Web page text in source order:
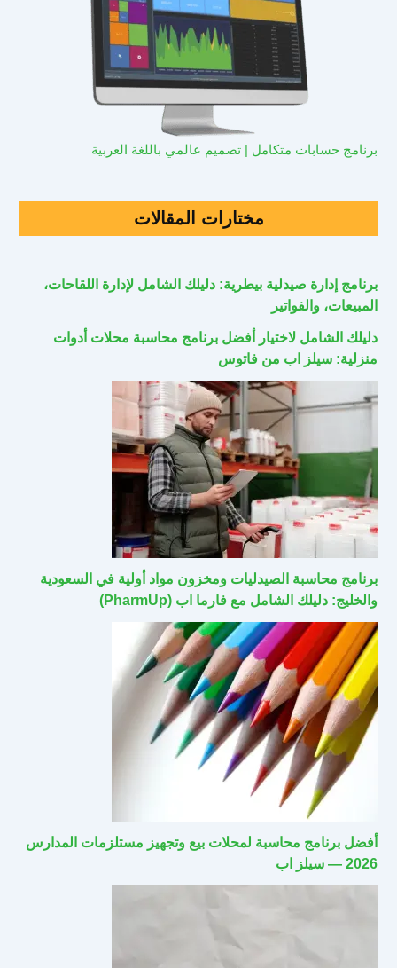
برنامج حسابات متكامل | تصميم عالمي باللغة العربية
مختارات المقالات
برنامج إدارة صيدلية بيطرية: دليلك الشامل لإدارة اللقاحات،
المبيعات، والفواتير
دليلك الشامل لاختيار أفضل برنامج محاسبة محلات أدوات
منزلية: سيلز اب من فاتوس
برنامج محاسبة الصيدليات ومخزون مواد أولية في السعودية
والخليج: دليلك الشامل مع فارما اب (PharmUp)
أفضل برنامج محاسبة لمحلات بيع وتجهيز مستلزمات المدارس
2026 — سيلز اب